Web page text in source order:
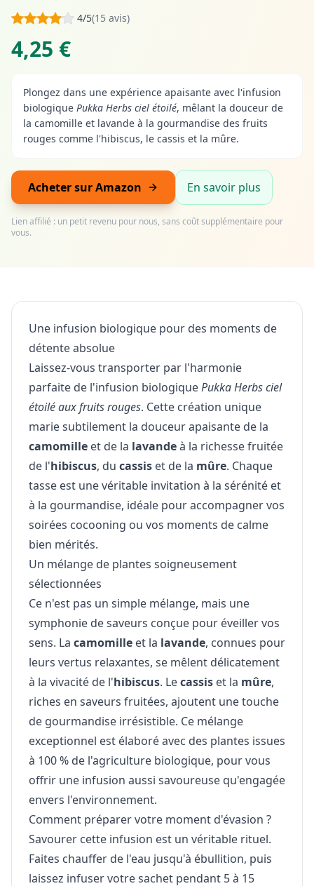
4/5(15 avis)
4,25 €
Plongez dans une expérience apaisante avec l'infusion
biologique Pukka Herbs ciel étoilé, mêlant la douceur de
la camomille et lavande à la gourmandise des fruits
rouges comme l'hibiscus, le cassis et la mûre.
Acheter sur Amazon En savoir plus
Lien affilié : un petit revenu pour nous, sans coût supplémentaire pour
vous.
Une infusion biologique pour des moments de
détente absolue
Laissez-vous transporter par l'harmonie
parfaite de l'infusion biologiquePukka Herbs ciel
étoilé aux fruits rouges. Cette création unique
marie subtilement la douceur apaisante de la
camomille et de la lavandeà la richesse fruitée
de l'hibiscus, du cassis et de la mûre. Chaque
tasse est une véritable invitation à la sérénité et
à la gourmandise, idéale pour accompagner vos
soirées cocooning ou vos moments de calme
bien mérités.
Un mélange de plantes soigneusement
sélectionnées
Ce n'est pas un simple mélange, mais une
symphonie de saveurs conçue pour éveiller vos
sens. La camomille et la lavande, connues pour
leurs vertus relaxantes, se mêlent délicatement
à la vivacité de l'hibiscus. Lecassis et la mûre,
riches en saveurs fruitées, ajoutent une touche
de gourmandise irrésistible. Ce mélange
exceptionnel est élaboré avec des plantes issues
à 100 % de l'agriculture biologique, pour vous
offrir une infusion aussi savoureuse qu'engagée
envers l'environnement.
Comment préparer votre moment d'évasion ?
Savourer cette infusion est un véritable rituel.
Faites chauffer de l'eau jusqu'à ébullition, puis
laissez infuser votre sachet pendant 5 à 15